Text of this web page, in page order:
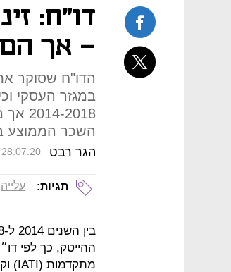
דו"ח:
- אך
הדו"ח שסוקר
במגזר העסקי
השכר הממוצע
הגר רבט 28.07.20
תגיות: עלייה
מתקדמות (IATI) וקמא-טק שפורסם היום (ג׳).